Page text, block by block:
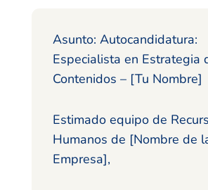
Asunto: Autocandidatura:
Especialista en Estrategia
Contenidos – [Tu Nombre]
Estimado equipo de
Humanos de [Nombre de
Empresa],